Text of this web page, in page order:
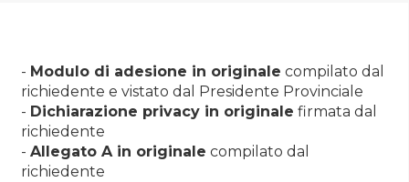
- Modulo di adesione in originale compilato dal
richiedente e vistato dal Presidente Provinciale
- Dichiarazione privacy in originale firmata dal
richiedente
- Allegato A in originale compilato dal
richiedente